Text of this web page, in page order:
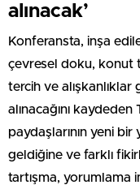
alınacak’
Konferansta, inşa
çevresel doku, konut
tercih ve
alınacağını
paydaşlarının yeni
geldiğine ve farklı
tartışma, yorumlama